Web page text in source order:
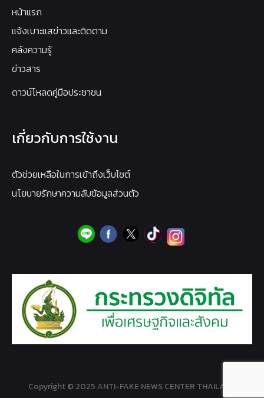
หน้าแรก
แจ้งเบาะแสข่าวและติดตาม
คลังความรู้
ข่าวสาร
ดาวน์โหลดคู่มือประชาชน
เกี่ยวกับการใช้งาน
ตัวช่วยเหลือในการเข้าถึงเว็บไซต์
นโยบายรักษาความลับข้อมูลส่วนตัว
Copyright © 2025 ANTI-FAKE NEWS CENTER THAILAND